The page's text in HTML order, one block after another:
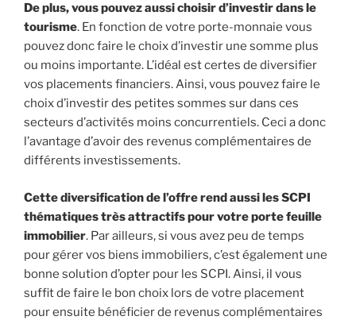
De plus, vous pouvez aussi choisir d’investir dans le
tourisme. En fonction de votre porte-monnaie vous
pouvez donc faire le choix d’investir une somme plus
ou moins importante. L’idéal est certes de diversifier
vos placements financiers. Ainsi, vous pouvez faire le
choix d’investir des petites sommes sur dans ces
secteurs d’activités moins concurrentiels. Ceci a donc
l’avantage d’avoir des revenus complémentaires de
différents investissements.
Cette diversification de l’offre rend aussi les SCPI
thématiques très attractifs pour votre porte feuille
immobilier. Par ailleurs, si vous avez peu de temps
pour gérer vos biens immobiliers, c’est également une
bonne solution d’opter pour les SCPI. Ainsi, il vous
suffit de faire le bon choix lors de votre placement
pour ensuite bénéficier de revenus complémentaires